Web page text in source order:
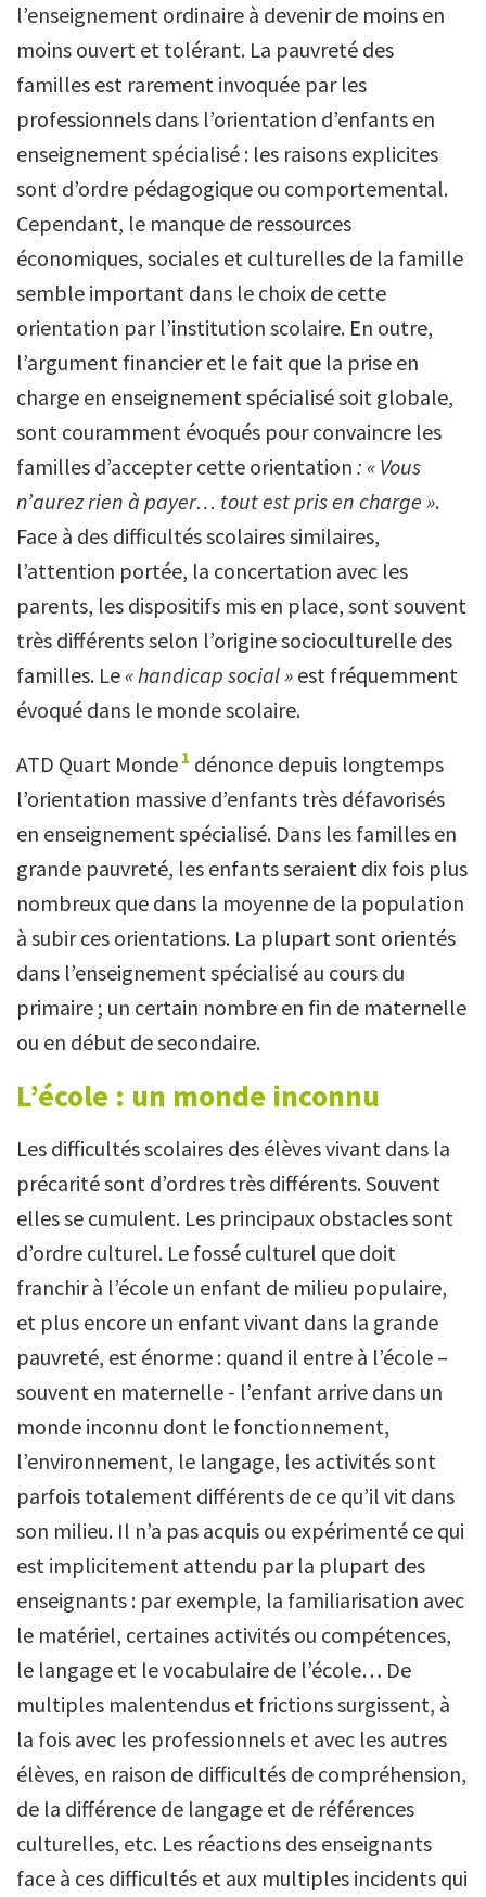
l’enseignement ordinaire à devenir de moins en
moins ouvert et tolérant. La pauvreté des
familles est rarement invoquée par les
professionnels dans l’orientation d’enfants en
enseignement spécialisé : les raisons explicites
sont d’ordre pédagogique ou comportemental.
Cependant, le manque de ressources
économiques, sociales et culturelles de la famille
semble important dans le choix de cette
orientation par l’institution scolaire. En outre,
l’argument financier et le fait que la prise en
charge en enseignement spécialisé soit globale,
sont couramment évoqués pour convaincre les
familles d’accepter cette orientation : « Vous
n’aurez rien à payer… tout est pris en charge ».
Face à des difficultés scolaires similaires,
l’attention portée, la concertation avec les
parents, les dispositifs mis en place, sont souvent
très différents selon l’origine socioculturelle des
familles. Le « handicap social » est fréquemment
évoqué dans le monde scolaire.
ATD Quart Monde 1 dénonce depuis longtemps
l’orientation massive d’enfants très défavorisés
en enseignement spécialisé. Dans les familles en
grande pauvreté, les enfants seraient dix fois plus
nombreux que dans la moyenne de la population
à subir ces orientations. La plupart sont orientés
dans l’enseignement spécialisé au cours du
primaire ; un certain nombre en fin de maternelle
ou en début de secondaire.
L’école : un monde inconnu
Les difficultés scolaires des élèves vivant dans la
précarité sont d’ordres très différents. Souvent
elles se cumulent. Les principaux obstacles sont
d’ordre culturel. Le fossé culturel que doit
franchir à l’école un enfant de milieu populaire,
et plus encore un enfant vivant dans la grande
pauvreté, est énorme : quand il entre à l’école –
souvent en maternelle - l’enfant arrive dans un
monde inconnu dont le fonctionnement,
l’environnement, le langage, les activités sont
parfois totalement différents de ce qu’il vit dans
son milieu. Il n’a pas acquis ou expérimenté ce qui
est implicitement attendu par la plupart des
enseignants : par exemple, la familiarisation avec
le matériel, certaines activités ou compétences,
le langage et le vocabulaire de l’école… De
multiples malentendus et frictions surgissent, à
la fois avec les professionnels et avec les autres
élèves, en raison de difficultés de compréhension,
de la différence de langage et de références
culturelles, etc. Les réactions des enseignants
face à ces difficultés et aux multiples incidents qui